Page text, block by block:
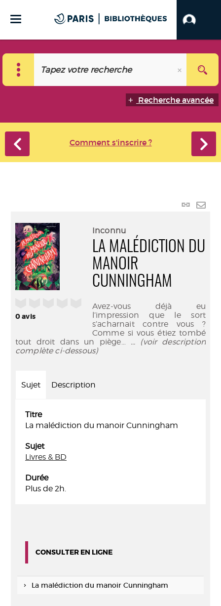
Recherche avancée
Comment s'inscrire ?
Lien
mail
0avis
Inconnu
LA MALÉDICTION DU
MANOIR
CUNNINGHAM
Avez-vous déjà eu
l’impression que le sort
s’acharnait contre vous ?
Comme si vous étiez tombé
tout droit dans un piège… ... (voir description
complète ci-dessous)
Sujet Description
Titre
La malédiction du manoir Cunningham
Sujet
Livres & BD
Durée
Plus de 2h.
CONSULTER EN LIGNE
La malédiction du manoir Cunningham